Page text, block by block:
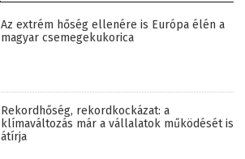
Az extrém hőség ellenére is Európa élén a
magyar csemegekukorica
Rekordhőség, rekordkockázat: a
klímaváltozás már a vállalatok működését is
átírja